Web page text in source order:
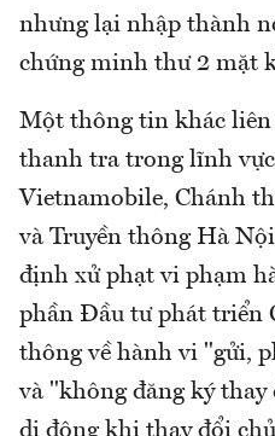
nhưng lại nhập thành
chứng minh thư 2 mặt
Một thông tin khác liên
thanh tra trong lĩnh
Vietnamobile, Chánh
và Truyền thông Hà
định xử phạt vi phạm
phần Đầu tư phát triển
thông về hành vi "gửi,
và "không đăng ký
di động khi thay đổi